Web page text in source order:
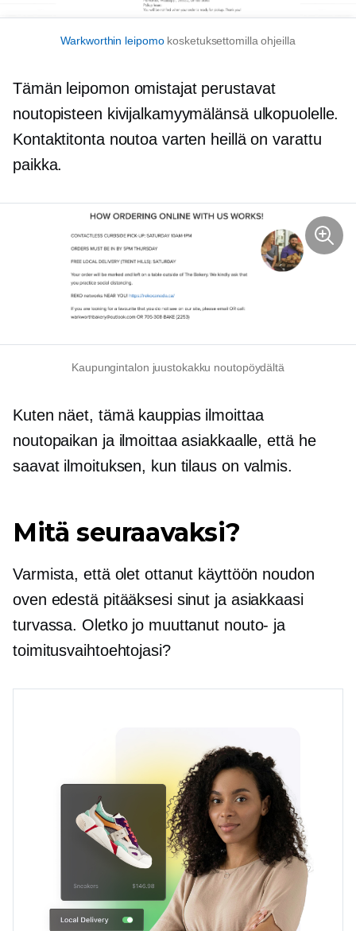
Warkworthin leipomokosketuksettomilla ohjeilla
Tämän leipomon omistajat perustavat
noutopisteen kivijalkamyymälänsä ulkopuolelle.
Kontaktitonta noutoa varten heillä on varattu
paikka.
Kaupungintalon juustokakku noutopöydältä
Kuten näet, tämä kauppias ilmoittaa
noutopaikan ja ilmoittaa asiakkaalle, että he
saavat ilmoituksen, kun tilaus on valmis.
Mitä seuraavaksi?
Varmista, että olet ottanut käyttöön noudon
oven edestä pitääksesi sinut ja asiakkaasi
turvassa. Oletko jo muuttanut nouto- ja
toimitusvaihtoehtojasi?